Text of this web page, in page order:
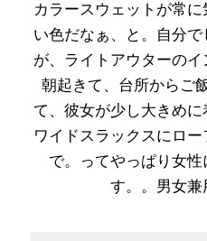
カラースウェットが常
い色だなぁ、と。自分
が、ライトアウターのイ
朝起きて、台所からご
て、彼女が少し大きめ
ワイドスラックスにロ
で。ってやっぱり女
す。。男女兼